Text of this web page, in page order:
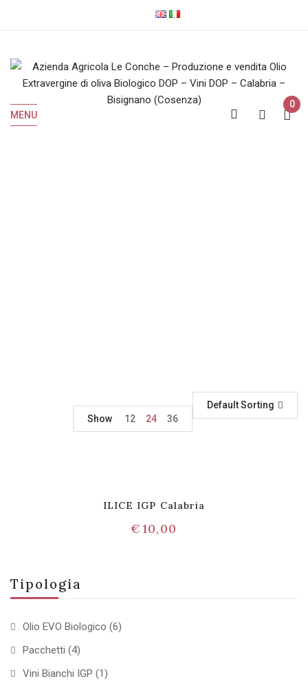
MENU
0
Tipologia
Olio EVO Biologico (6)
Pacchetti (4)
Vini Bianchi IGP (1)
Default Sorting
Show
12 24 36
ILICE IGP Calabria
€10,00